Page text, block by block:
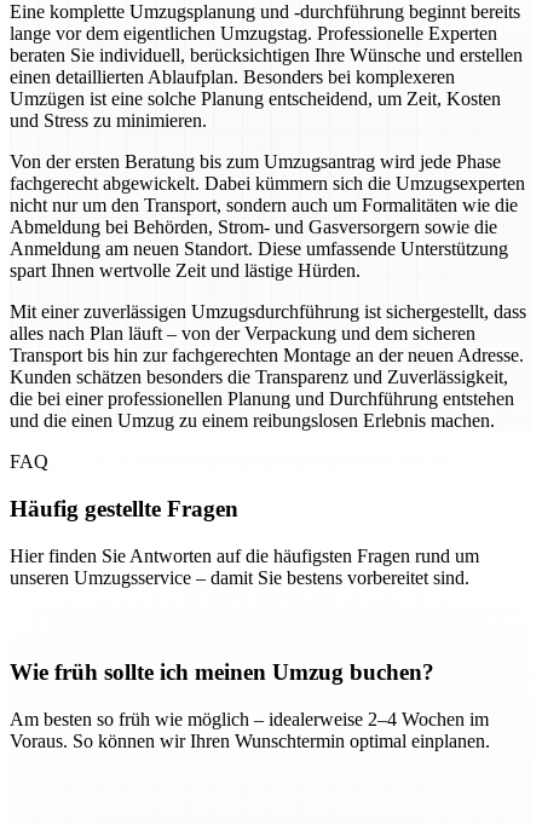
Eine komplette Umzugsplanung und -durchführung beginnt bereits
lange vor dem eigentlichen Umzugstag. Professionelle Experten
beraten Sie individuell, berücksichtigen Ihre Wünsche und erstellen
einen detaillierten Ablaufplan. Besonders bei komplexeren
Umzügen ist eine solche Planung entscheidend, um Zeit, Kosten
und Stress zu minimieren.
Von der ersten Beratung bis zum Umzugsantrag wird jede Phase
fachgerecht abgewickelt. Dabei kümmern sich die Umzugsexperten
nicht nur um den Transport, sondern auch um Formalitäten wie die
Abmeldung bei Behörden, Strom- und Gasversorgern sowie die
Anmeldung am neuen Standort. Diese umfassende Unterstützung
spart Ihnen wertvolle Zeit und lästige Hürden.
Mit einer zuverlässigen Umzugsdurchführung ist sichergestellt, dass
alles nach Plan läuft – von der Verpackung und dem sicheren
Transport bis hin zur fachgerechten Montage an der neuen Adresse.
Kunden schätzen besonders die Transparenz und Zuverlässigkeit,
die bei einer professionellen Planung und Durchführung entstehen
und die einen Umzug zu einem reibungslosen Erlebnis machen.
FAQ
Häufig gestellte Fragen
Hier finden Sie Antworten auf die häufigsten Fragen rund um
unseren Umzugsservice – damit Sie bestens vorbereitet sind.
Wie früh sollte ich meinen Umzug buchen?
Am besten so früh wie möglich – idealerweise 2–4 Wochen im
Voraus. So können wir Ihren Wunschtermin optimal einplanen.